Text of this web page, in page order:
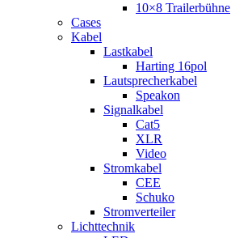
10×8 Trailerbühne
Cases
Kabel
Lastkabel
Harting 16pol
Lautsprecherkabel
Speakon
Signalkabel
Cat5
XLR
Video
Stromkabel
CEE
Schuko
Stromverteiler
Lichttechnik